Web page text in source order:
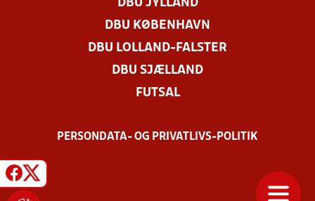
DBU JYLLAND
DBU KØBENHAVN
DBU LOLLAND-FALSTER
DBU SJÆLLAND
FUTSAL
PERSONDATA- OG PRIVATLIVS-POLITIK